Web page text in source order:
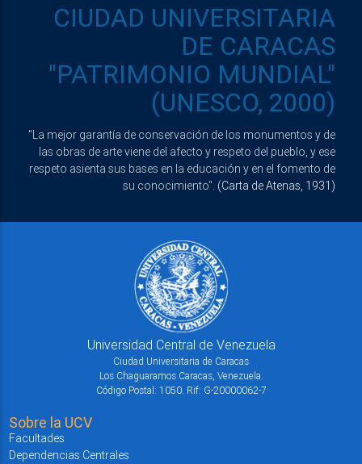
CIUDAD UNIVERSITARIA
DE CARACAS
"PATRIMONIO MUNDIAL"
(UNESCO, 2000)
"La mejor garantía de conservación de los monumentos y de
las obras de arte viene del afecto y respeto del pueblo, y ese
respeto asienta sus bases en la educación y en el fomento de
su conocimiento". (Carta de Atenas, 1931)
Universidad Central de Venezuela
Ciudad Universitaria de Caracas
Los Chaguaramos Caracas, Venezuela.
Código Postal: 1050. Rif: G-20000062-7
Sobre la UCV
Facultades
Dependencias Centrales